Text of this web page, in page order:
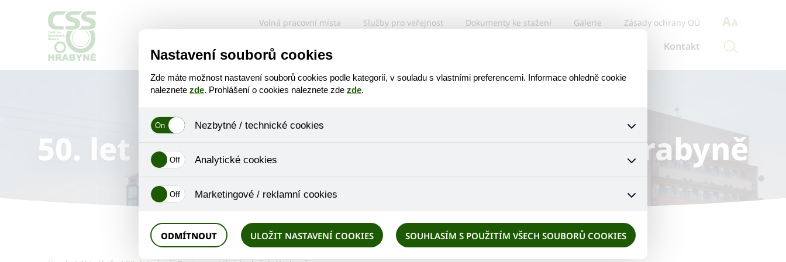
Nastavení souborů cookies
Zde máte možnost nastavení souborů cookies podle kategorií, v souladu s vlastními preferencemi. Informace ohledně cookie
naleznete zde. Prohlášení o cookies naleznete zde zde.
Nezbytné / technické cookies
se mimo jiné k ukládání produktů v nákupním košíku, ovládání filtrů a také nastavení souhlasu s uživáním cookies. Pro tyto cookies
není zapotřebí Váš souhlas a není možné jej ani odebrat.
Analytické cookies
nejedná o osobní údaje, protože anonymizované cookies nelze přiřadit konkrétnímu uživateli. Proto nedokážeme zjistit navštívené
odkazy, prohlížené zboží apod.
Marketingové / reklamní cookies
ODMÍTNOUT ULOŽIT NASTAVENÍ COOKIES SOUHLASÍM S POUŽITÍM VŠECH SOUBORŮ COOKIES
Volná pracovní místa Služby pro veřejnost Dokumenty ke stažení Galerie Zásady ochrany OÚ
Virtuální prohlídka Kontakt
50. let výročí Centra sociálních služeb Hrabyně